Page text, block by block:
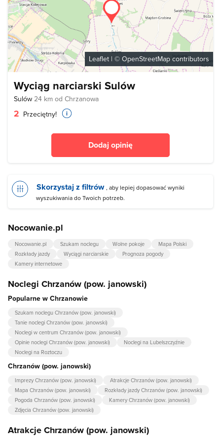
Leaflet | © OpenStreetMap contributors
Wyciąg narciarski Sulów
Sulów 24 km od Chrzanowa
2 Przeciętny!
Dodaj opinię
Skorzystaj z filtrów , aby lepiej dopasować wyniki
wyszukiwania do Twoich potrzeb.
Nocowanie.pl
Nocowanie.pl Szukam noclegu Wolne pokoje
Mapa Polski
Rozkłady jazdy
Wyciągi narciarskie
Prognoza pogody
Kamery internetowe
Noclegi Chrzanów (pow. janowski)
Popularne w Chrzanowie
Szukam noclegu Chrzanów (pow. janowski)
Tanie noclegi Chrzanów (pow. janowski)
Noclegi w centrum Chrzanów (pow. janowski)
Opinie noclegi Chrzanów (pow. janowski)
Noclegi na Lubelszczyźnie
Noclegi na Roztoczu
Chrzanów (pow. janowski)
Imprezy Chrzanów (pow. janowski)
Atrakcje Chrzanów (pow. janowski)
Mapa Chrzanów (pow. janowski)
Rozkłady jazdy Chrzanów (pow. janowski)
Pogoda Chrzanów (pow. janowski)
Kamery Chrzanów (pow. janowski)
Zdjęcia Chrzanów (pow. janowski)
Atrakcje Chrzanów (pow. janowski)